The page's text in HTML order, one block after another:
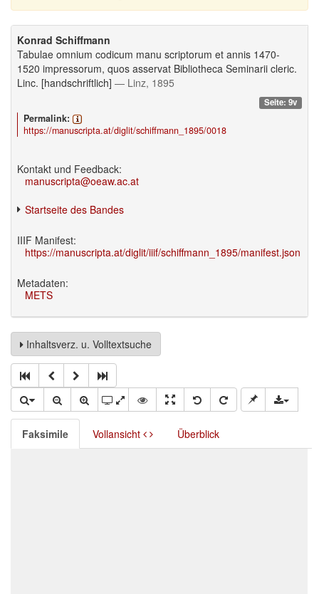
Konrad Schiffmann
Tabulae omnium codicum manu scriptorum et annis 1470-
1520 impressorum, quos asservat Bibliotheca Seminarii cleric.
Linc. [handschriftlich] — Linz, 1895
Seite: 9v
Permalink:
https://manuscripta.at/diglit/schiffmann_1895/0018
Kontakt und Feedback:
manuscripta@oeaw.ac.at
Startseite des Bandes
IIIF Manifest:
https://manuscripta.at/diglit/iiif/schiffmann_1895/manifest.json
Metadaten:
METS
Inhaltsverz. u. Volltextsuche
Faksimile Vollansicht Überblick